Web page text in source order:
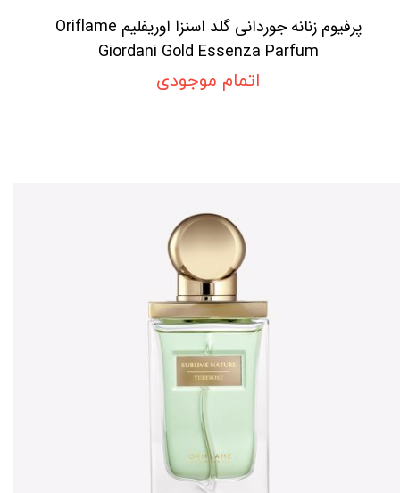
پرفیوم زنانه جوردانی گلد اسنزا اوریفلیم Oriflame
Giordani Gold Essenza Parfum
اتمام موجودی